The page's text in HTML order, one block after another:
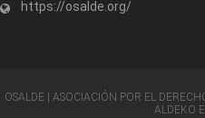
https://osalde.org/
OSALDE | ASOCIACIÓN POR EL
ALDEKO